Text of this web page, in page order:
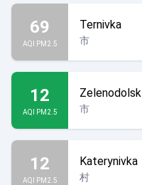
69
AQI PM2.5
Ternivka
市
12
AQI PM2.5
Zelenodolsk
市
12
AQI PM2.5
Katerynivka
村